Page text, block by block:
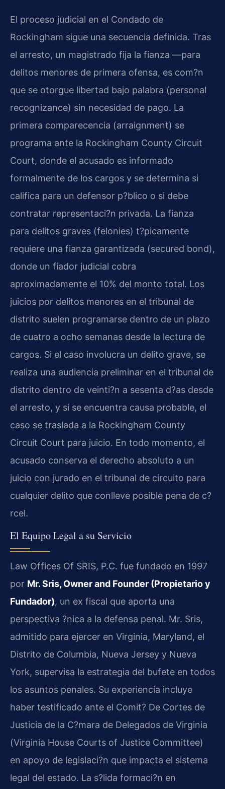
El proceso judicial en el Condado de
Rockingham sigue una secuencia definida. Tras
el arresto, un magistrado fija la fianza —para
delitos menores de primera ofensa, es com?n
que se otorgue libertad bajo palabra (personal
recognizance) sin necesidad de pago. La
primera comparecencia (arraignment) se
programa ante la Rockingham County Circuit
Court, donde el acusado es informado
formalmente de los cargos y se determina si
califica para un defensor p?blico o si debe
contratar representaci?n privada. La fianza
para delitos graves (felonies) t?picamente
requiere una fianza garantizada (secured bond),
donde un fiador judicial cobra
aproximadamente el 10% del monto total. Los
juicios por delitos menores en el tribunal de
distrito suelen programarse dentro de un plazo
de cuatro a ocho semanas desde la lectura de
cargos. Si el caso involucra un delito grave, se
realiza una audiencia preliminar en el tribunal de
distrito dentro de veinti?n a sesenta d?as desde
el arresto, y si se encuentra causa probable, el
caso se traslada a la Rockingham County
Circuit Court para juicio. En todo momento, el
acusado conserva el derecho absoluto a un
juicio con jurado en el tribunal de circuito para
cualquier delito que conlleve posible pena de c?
rcel.
El Equipo Legal a su Servicio
Law Offices Of SRIS, P.C. fue fundado en 1997
por Mr. Sris, Owner and Founder (Propietario y
Fundador), un ex fiscal que aporta una
perspectiva ?nica a la defensa penal. Mr. Sris,
admitido para ejercer en Virginia, Maryland, el
Distrito de Columbia, Nueva Jersey y Nueva
York, supervisa la estrategia del bufete en todos
los asuntos penales. Su experiencia incluye
haber testificado ante el Comit? De Cortes de
Justicia de la C?mara de Delegados de Virginia
(Virginia House Courts of Justice Committee)
en apoyo de legislaci?n que impacta el sistema
legal del estado. La s?lida formaci?n en